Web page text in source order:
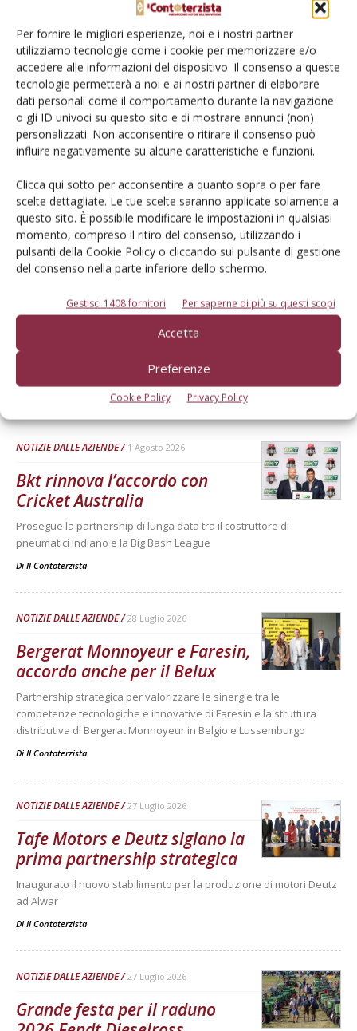
Per fornire le migliori esperienze, noi e i nostri partner
utilizziamo tecnologie come i cookie per memorizzare e/o
accedere alle informazioni del dispositivo. Il consenso a queste
tecnologie permetterà a noi e ai nostri partner di elaborare
dati personali come il comportamento durante la navigazione
o gli ID univoci su questo sito e di mostrare annunci (non)
personalizzati. Non acconsentire o ritirare il consenso può
influire negativamente su alcune caratteristiche e funzioni.
Clicca qui sotto per acconsentire a quanto sopra o per fare
scelte dettagliate. Le tue scelte saranno applicate solamente a
questo sito. È possibile modificare le impostazioni in qualsiasi
momento, compreso il ritiro del consenso, utilizzando i
pulsanti della Cookie Policy o cliccando sul pulsante di gestione
del consenso nella parte inferiore dello schermo.
Gestisci 1408 fornitori Per saperne di più su questi scopi
Accetta
Preferenze
Cookie Policy Privacy Policy
Un modo semplice per cercare un'azienda o un
prodotto!
Cerca adesso
I consigli di Terra e Vita agli agricoltori
Cerca adesso
Dalla stessa categoria
NOTIZIE DALLE AZIENDE 1 Agosto 2026
Bkt rinnova l’accordo con
Cricket Australia
Prosegue la partnership di lunga data tra il costruttore di
pneumatici indiano e la Big Bash League
Di Il Contoterzista
NOTIZIE DALLE AZIENDE 28 Luglio 2026
Bergerat Monnoyeur e Faresin,
accordo anche per il Belux
Partnership strategica per valorizzare le sinergie tra le
competenze tecnologiche e innovative di Faresin e la struttura
distributiva di Bergerat Monnoyeur in Belgio e Lussemburgo
Di Il Contoterzista
NOTIZIE DALLE AZIENDE 27 Luglio 2026
Tafe Motors e Deutz siglano la
prima partnership strategica
Inaugurato il nuovo stabilimento per la produzione di motori Deutz
ad Alwar
Di Il Contoterzista
NOTIZIE DALLE AZIENDE 27 Luglio 2026
Grande festa per il raduno